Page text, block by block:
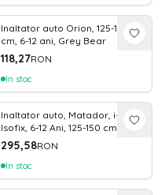
Inaltator auto Orion, 125-150
cm, 6-12 ani, Grey Bear
118,27RON
In stoc
Inaltator auto, Matador, i-Size
Isofix, 6-12 Ani, 125-150 cm,
Green Pine
295,58RON
In stoc